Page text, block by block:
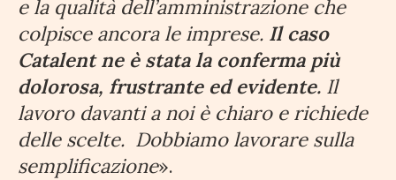
e la qualità dell’amministrazione che
colpisce ancora le imprese. Il caso
Catalent ne è stata la conferma più
dolorosa, frustrante ed evidente. Il
lavoro davanti a noi è chiaro e richiede
delle scelte. Dobbiamo lavorare sulla
semplificazione».